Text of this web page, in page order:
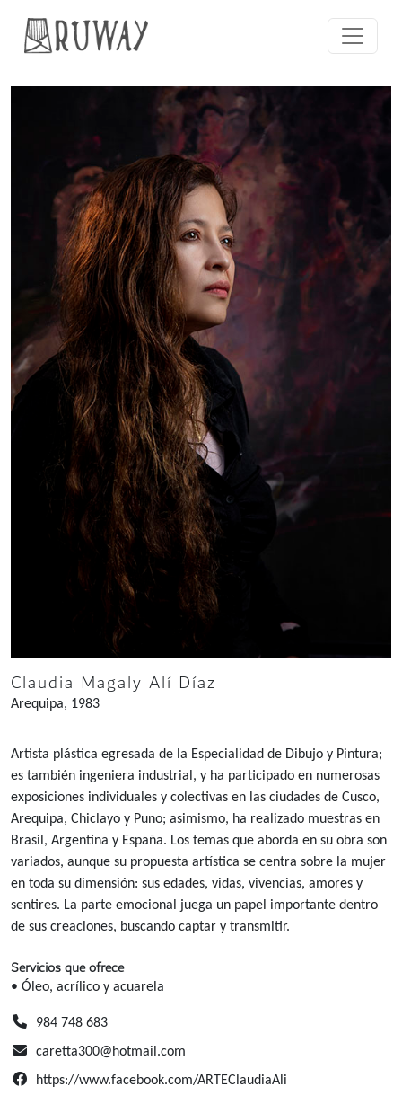
Claudia Magaly Alí Díaz
Arequipa, 1983
Artista plástica egresada de la Especialidad de Dibujo y Pintura;
es también ingeniera industrial, y ha participado en numerosas
exposiciones individuales y colectivas en las ciudades de Cusco,
Arequipa, Chiclayo y Puno; asimismo, ha realizado muestras en
Brasil, Argentina y España. Los temas que aborda en su obra son
variados, aunque su propuesta artística se centra sobre la mujer
en toda su dimensión: sus edades, vidas, vivencias, amores y
sentires. La parte emocional juega un papel importante dentro
de sus creaciones, buscando captar y transmitir.
Servicios que ofrece
• Óleo, acrílico y acuarela
984 748 683
caretta300@hotmail.com
https://www.facebook.com/ARTEClaudiaAli